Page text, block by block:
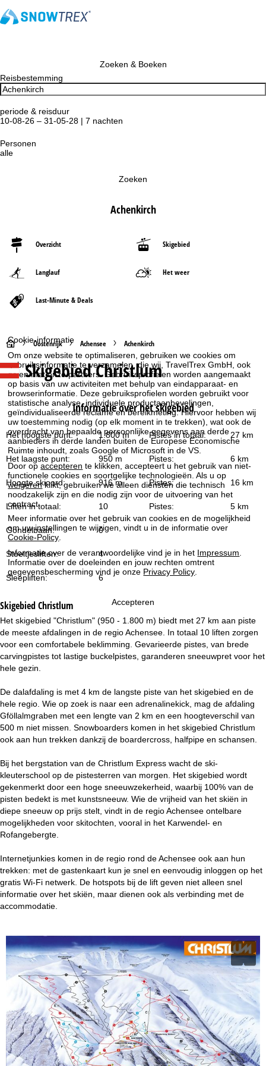
Cookie-informatie
Om onze website te optimaliseren, gebruiken we cookies om
gebruiksinformatie te verzamelen, die wij, TravelTrex GmbH, ook
delen met onze partners. Gebruiksprofielen worden aangemaakt
op basis van uw activiteiten met behulp van eindapparaat- en
browserinformatie. Deze gebruiksprofielen worden gebruikt voor
statistische analyse, individuele productaanbevelingen,
geïndividualiseerde reclame en bereikmeting. Hiervoor hebben wij
uw toestemming nodig (op elk moment in te trekken), wat ook de
overdracht van bepaalde persoonlijke gegevens aan derde
aanbieders in derde landen buiten de Europese Economische
Ruimte inhoudt, zoals Google of Microsoft in de VS.
Door opaccepteren te klikken, accepteert u het gebruik van niet-
functionele cookies en soortgelijke technologieën. Als u op
weigerenklikt, gebruiken we alleen diensten die technisch
noodzakelijk zijn en die nodig zijn voor de uitvoering van het
contract.
Meer informatie over het gebruik van cookies en de mogelijkheid
om uw instellingen te wijzigen, vindt u in de informatie over
Cookie-Policy.
Informatie over de verantwoordelijke vind je in het Impressum.
Informatie over de doeleinden en jouw rechten omtrent
gegevensbescherming vind je onze Privacy Policy.
Accepteren
Zoeken & Boeken
Reisbestemming
periode & reisduur
10-08-26 – 31-05-28 | 7 nachten
Personen
alle
Zoeken
Achenkirch
Overzicht Skigebied
Langlauf Het weer
Last-Minute & Deals
S
t
a
r
t
p
a
i
n
Oostenrijk Achensee Achenkirch
SkigebiedChristlum
Informatie over het skigebied
Het hoogste punt: 1.800 m Pistes in totaal: 27 km
Het laagste punt: 950 m Pistes: 6 km
Hoogte skioord: 916 m Pistes: 16 km
Liften in totaal: 10 Pistes: 5 km
Gondelbaan: 0
Stoeltjesliften: 4
Sleepliften: 6
Skigebied Christlum
Het skigebied "Christlum" (950 - 1.800 m) biedt met 27 km aan piste
de meeste afdalingen in de regio Achensee. In totaal 10 liften zorgen
voor een comfortabele beklimming. Gevarieerde pistes, van brede
carvingpistes tot lastige buckelpistes, garanderen sneeuwpret voor het
hele gezin.
De dalafdaling is met 4 km de langste piste van het skigebied en de
hele regio. Wie op zoek is naar een adrenalinekick, mag de afdaling
Gföllalmgraben met een lengte van 2 km en een hoogteverschil van
500 m niet missen. Snowboarders komen in het skigebied Christlum
ook aan hun trekken dankzij de boardercross, halfpipe en schansen.
Bij het bergstation van de Christlum Express wacht de ski-
kleuterschool op de pistesterren van morgen. Het skigebied wordt
gekenmerkt door een hoge sneeuwzekerheid, waarbij 100% van de
pisten bedekt is met kunstsneeuw. Wie de vrijheid van het skiën in
diepe sneeuw op prijs stelt, vindt in de regio Achensee ontelbare
mogelijkheden voor skitochten, vooral in het Karwendel- en
Rofangebergte.
Internetjunkies komen in de regio rond de Achensee ook aan hun
trekken: met de gastenkaart kun je snel en eenvoudig inloggen op het
gratis Wi-Fi netwerk. De hotspots bij de lift geven niet alleen snel
informatie over het skiën, maar dienen ook als verbinding met de
accommodatie.